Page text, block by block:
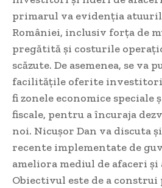
primarul va evidenția
României, inclusiv forța de
pregătită și costurile
scăzute. De asemenea, se va
facilitățile oferite
fi zonele economice speciale
fiscale, pentru a încuraja
noi. Nicușor Dan va discuta
recente implementate de
ameliora mediul de afaceri
Obiectivul este de a